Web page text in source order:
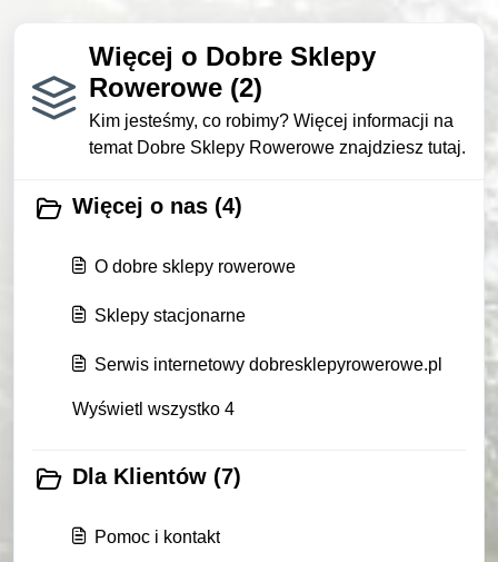
Więcej o Dobre Sklepy
Rowerowe (2)
Kim jesteśmy, co robimy? Więcej informacji na
temat Dobre Sklepy Rowerowe znajdziesz tutaj.
Więcej o nas (4)
O dobre sklepy rowerowe
Sklepy stacjonarne
Serwis internetowy dobresklepyrowerowe.pl
Wyświetl wszystko 4
Dla Klientów (7)
Pomoc i kontakt